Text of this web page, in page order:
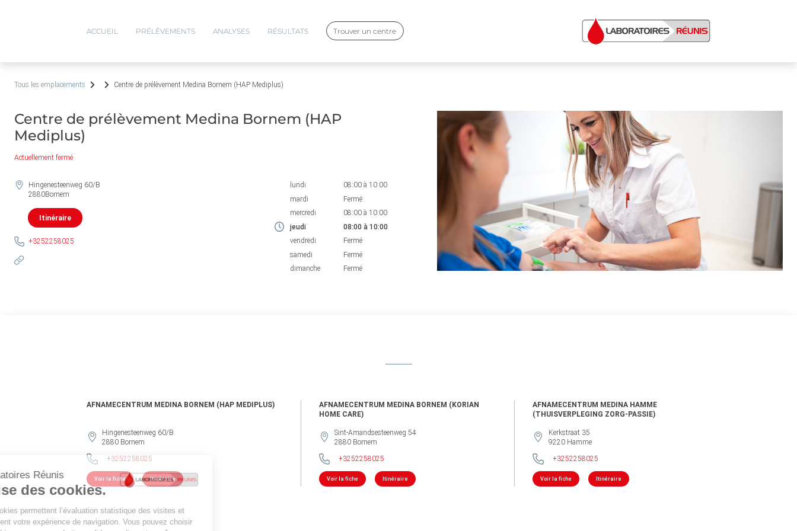
ACCUEIL PRÉLÈVEMENTS ANALYSES RÉSULTATS Trouver un centre
Tous les emplacements Centre de prélèvement Medina Bornem (HAP Mediplus)
Centre de prélèvement Medina Bornem (HAP
Mediplus)
Actuellement fermé
Hingenesteenweg 60/B
2880Bornem
Itinéraire
+3252258025
lundi 08:00 à10:00
mardi
Fermé
mercredi
08:00 à10:00
jeudi
08:00 à10:00
vendredi
Fermé
samedi
Fermé
dimanche
Fermé
AFNAMECENTRUM MEDINA BORNEM (HAP MEDIPLUS)
Hingenesteenweg 60/B
2880 Bornem
+3252258025
Voir la fiche Itinéraire
AFNAMECENTRUM MEDINA BORNEM (KORIAN
HOME CARE)
Sint-Amandsesteenweg 54
2880 Bornem
+3252258025
Voir la fiche Itinéraire
AFNAMECENTRUM MEDINA HAMME
(THUISVERPLEGING ZORG-PASSIE)
Kerkstraat 35
9220 Hamme
+3252258025
Voir la fiche Itinéraire